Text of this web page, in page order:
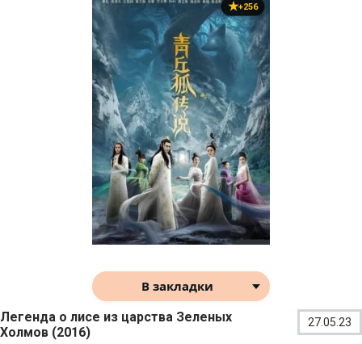
+256
В закладки
Легенда о лисе из царства Зеленых
Холмов (2016)
27.05.23